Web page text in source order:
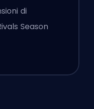
di
Season